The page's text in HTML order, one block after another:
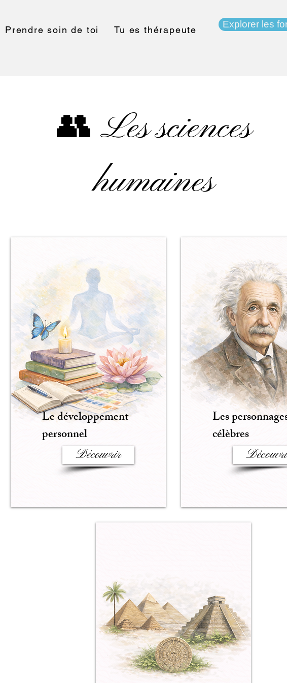
Prendre soin de toi Tu es thérapeute
Explorer les
👥 Les sciences
humaines
Le développement
personnel
Découvrir
Les
célèbres